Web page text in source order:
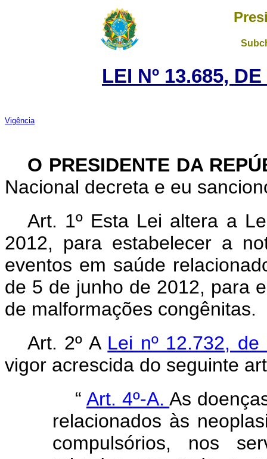
LEI Nº 13.685,
Vigência
O PRESIDENTE DA
Nacional decreta e eu
Art. 1º Esta Lei altera a
2012, para estabelecer a
eventos em saúde
de 5 de junho de 2012, para
de malformações congênitas.
Art. 2º A Lei nº 12.732,
vigor acrescida do seguinte
“ Art. 4º-A.As
relacionados às
compulsórios, nos